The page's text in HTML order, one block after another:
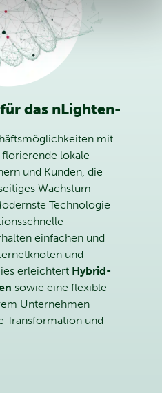
das nLighten-
mit
lokale
und Kunden, die
Wachstum
Technologie
einfachen und
und
erleichtert Hybrid-
sowie eine flexible
Unternehmen
Transformation und